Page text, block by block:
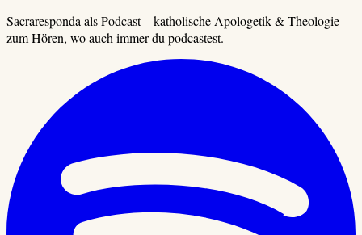
Sacraresponda als Podcast – katholische Apologetik & Theologie
zum Hören, wo auch immer du podcastest.